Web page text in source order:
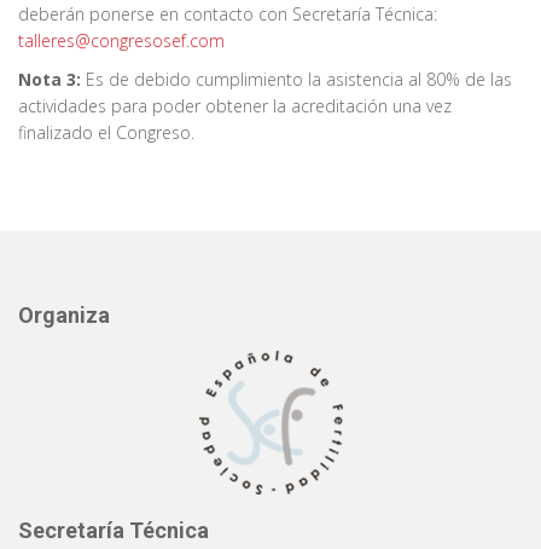
deberán ponerse en contacto con Secretaría Técnica:
talleres@congresosef.com
Nota 3: Es de debido cumplimiento la asistencia al 80% de las
actividades para poder obtener la acreditación una vez
finalizado el Congreso.
Organiza
Secretaría Técnica